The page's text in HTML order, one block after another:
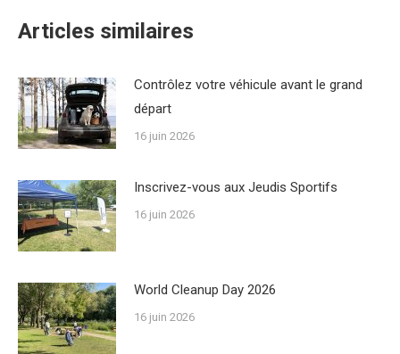
Articles similaires
Contrôlez votre véhicule avant le grand
départ
16 juin 2026
Inscrivez-vous aux Jeudis Sportifs
16 juin 2026
World Cleanup Day 2026
16 juin 2026